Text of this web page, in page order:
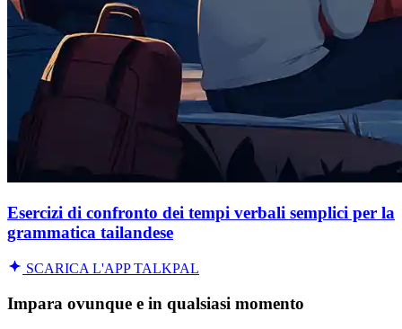
Esercizi di confronto dei tempi verbali semplici per la
grammatica tailandese
SCARICA L'APP TALKPAL
Impara ovunque e in qualsiasi momento